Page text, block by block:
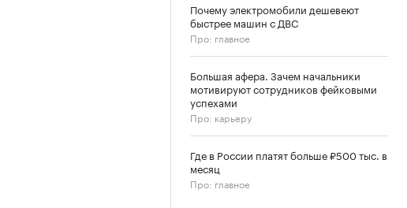
Почему электромобили дешевеют
быстрее машин с ДВС
Про: главное
Большая афера. Зачем начальники
мотивируют сотрудников фейковыми
успехами
Про: карьеру
Где в России платят больше ₽500 тыс. в
месяц
Про: главное